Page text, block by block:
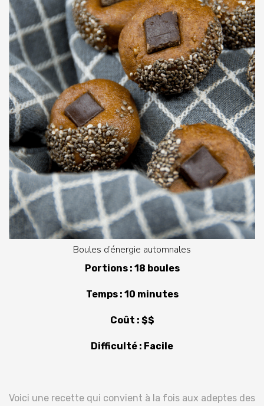
Boules d’énergie automnales
Portions : 18 boules
Temps : 10 minutes
Coût : $$
Difficulté : Facile
Voici une recette qui convient à la fois aux adeptes des